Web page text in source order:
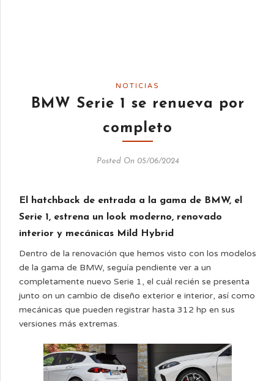
NOTICIAS
BMW Serie 1 se renueva por
completo
Posted On 05/06/2024
El hatchback de entrada a la gama de BMW, el
Serie 1, estrena un look moderno, renovado
interior y mecánicas Mild Hybrid
Dentro de la renovación que hemos visto con los modelos
de la gama de BMW, seguía pendiente ver a un
completamente nuevo Serie 1, el cuál recién se presenta
junto on un cambio de diseño exterior e interior, así como
mecánicas que pueden registrar hasta 312 hp en sus
versiones más extremas.